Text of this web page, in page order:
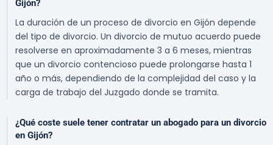
Gijón?
La duración de un proceso de divorcio en Gijón depende
del tipo de divorcio. Un divorcio de mutuo acuerdo puede
resolverse en aproximadamente 3 a 6 meses, mientras
que un divorcio contencioso puede prolongarse hasta 1
año o más, dependiendo de la complejidad del caso y la
carga de trabajo del Juzgado donde se tramita.
¿Qué coste suele tener contratar un abogado para un divorcio
en Gijón?